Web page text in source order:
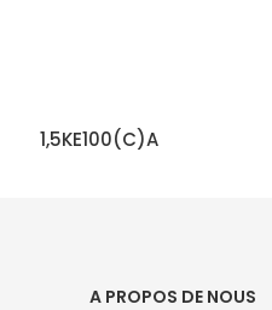
1,5KE100(C)A
A PROPOS DE NOUS